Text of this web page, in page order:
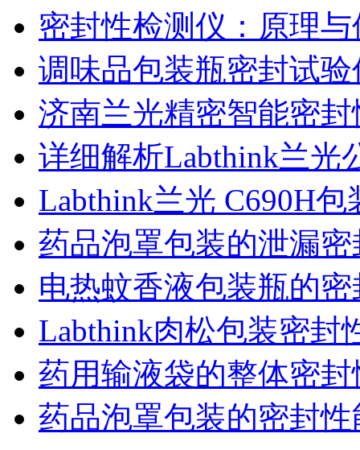
密封性检测仪：原理
调味品包装瓶密封试
济南兰光精密智能密
详细解析Labthink兰光
Labthink兰光 C690H
药品泡罩包装的泄漏
电热蚊香液包装瓶的
Labthink肉松包装密封
药用输液袋的整体密
药品泡罩包装的密封